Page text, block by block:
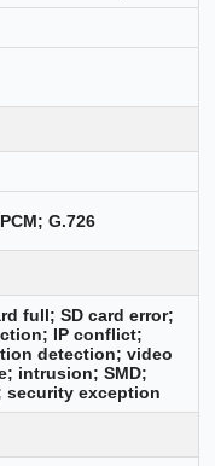
G.726
full; SD card error;
IP conflict;
detection; video
intrusion; SMD;
security exception